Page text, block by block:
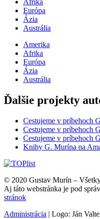
Afrika
Európa
Ázia
Austrália
Amerika
Afrika
Európa
Ázia
Austrália
Ďalšie projekty
Cestujeme v príbehoch
Cestujeme v príbehoch
Cestujeme v príbehoch
Knihy G. Murína na
© 2020 Gustav Murín –
Aj táto webstránka je pod
stránok
Administrácia | Logo: Ján